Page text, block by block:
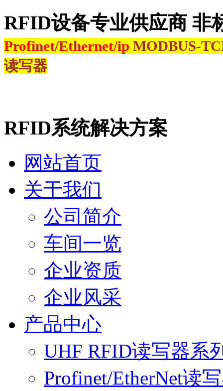
RFID设备专业供应商 非
Profinet/Ethernet/ip MODBUS-
读写器
RFID系统解决方案
网站首页
关于我们
公司简介
车间一览
企业资质
企业风采
产品中心
UHF RFID读写器系
Profinet/EtherNet读